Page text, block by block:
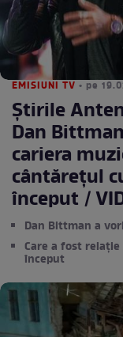
EMISIUNI TV • pe
Știrile
Dan
cariera
cântărețul
început /
Dan Bittman a
Care a fost
început